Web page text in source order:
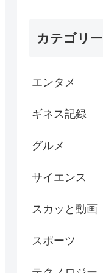
カテゴリー
エンタメ
ギネス記録
グルメ
サイエンス
スカッと動画
スポーツ